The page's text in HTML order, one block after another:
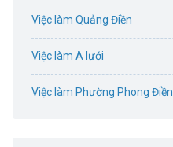
Cơ khí / Ô tô / Tự động hóa
Việc làm Quảng Điền
Việc làm A lưới
Việc làm Phường Phong Điền